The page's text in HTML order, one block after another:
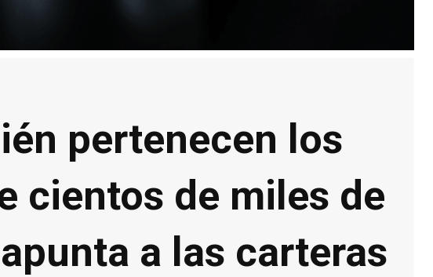
pertenecen los
cientos de miles de
a las carteras